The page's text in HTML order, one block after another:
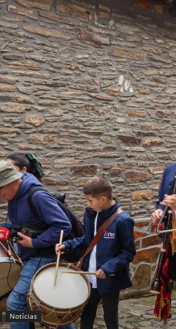
Douro
Notícias